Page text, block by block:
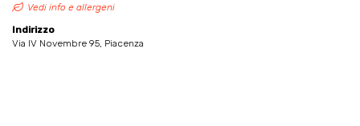
Vedi info e allergeni
Indirizzo
Via IV Novembre 95, Piacenza